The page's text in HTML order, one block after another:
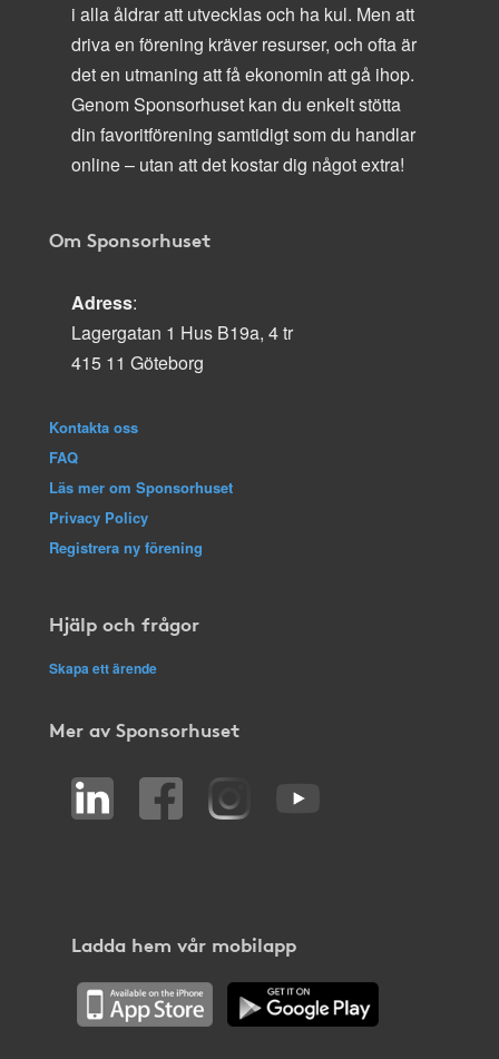
i alla åldrar att utvecklas och ha kul. Men att
driva en förening kräver resurser, och ofta är
det en utmaning att få ekonomin att gå ihop.
Genom Sponsorhuset kan du enkelt stötta
din favoritförening samtidigt som du handlar
online – utan att det kostar dig något extra!
Om Sponsorhuset
Adress:
Lagergatan 1 Hus B19a, 4 tr
415 11 Göteborg
Kontakta oss
FAQ
Läs mer om Sponsorhuset
Privacy Policy
Registrera ny förening
Hjälp och frågor
Skapa ett ärende
Mer av Sponsorhuset
Ladda hem vår mobilapp